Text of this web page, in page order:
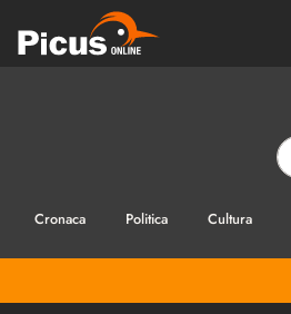
Cronaca Politica Cultura